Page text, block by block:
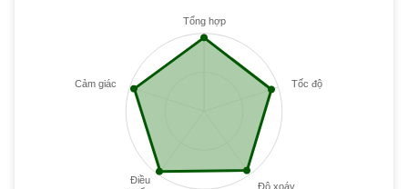
Tổng hợp
Tốc độ
Độ xoáy
Điều
Cảm giác